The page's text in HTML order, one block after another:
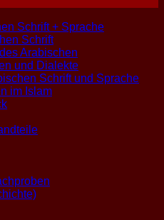
Schrift + Sprache
Schrift
Arabischen
und Dialekte
Schrift und Sprache
im Islam